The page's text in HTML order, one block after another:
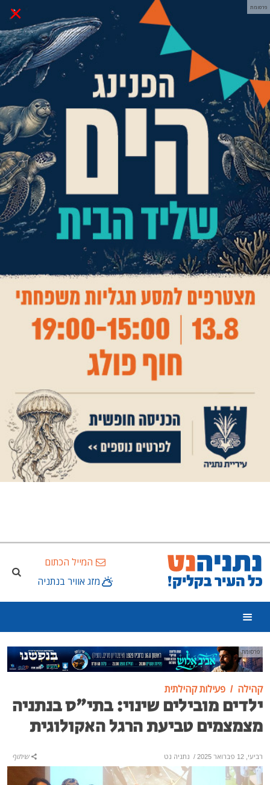
× פרסומת
המייל הכתום
מזג אוויר בנתניה
פרסומת
קהילה פעילות קהילתית
ילדים מובילים שינוי: בתי"ס בנתניה
מצמצמים טביעת הרגל האקולוגית
רביעי, 12 פברואר 2025 / נתניה נט שיתוף